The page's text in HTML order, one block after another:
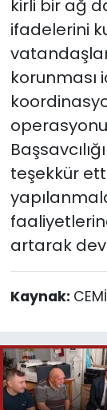
kirli bir ağ
ifadelerini
korunması
teşekkür
artarak
Kaynak: